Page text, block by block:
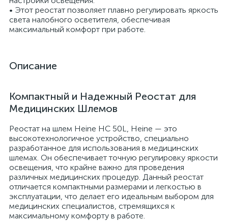
• Этот реостат позволяет плавно регулировать яркость
света налобного осветителя, обеспечивая
максимальный комфорт при работе.
Описание
Компактный и Надежный Реостат для
Медицинских Шлемов
Реостат на шлем Heine HC 50L, Heine — это
высокотехнологичное устройство, специально
разработанное для использования в медицинских
шлемах. Он обеспечивает точную регулировку яркости
освещения, что крайне важно для проведения
различных медицинских процедур. Данный реостат
отличается компактными размерами и легкостью в
эксплуатации, что делает его идеальным выбором для
медицинских специалистов, стремящихся к
максимальному комфорту в работе.